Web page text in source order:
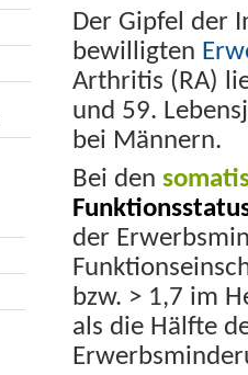
Der Gipfel der
bewilligten
Arthritis (RA)
und 59.
bei Männern.
Bei den
der
bzw. > 1,7 im
als die Hälfte